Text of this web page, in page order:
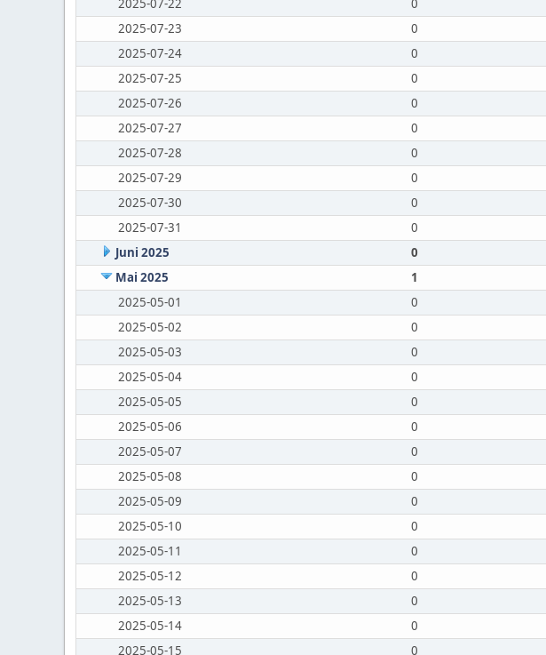
2025-07-22
0
2025-07-23
0
2025-07-24
0
2025-07-25
0
2025-07-26
0
2025-07-27
0
2025-07-28
0
2025-07-29
0
2025-07-30
0
2025-07-31
0
Juni 2025
0
Mai 2025
1
2025-05-01
0
2025-05-02
0
2025-05-03
0
2025-05-04
0
2025-05-05
0
2025-05-06
0
2025-05-07
0
2025-05-08
0
2025-05-09
0
2025-05-10
0
2025-05-11
0
2025-05-12
0
2025-05-13
0
2025-05-14
0
2025-05-15
0